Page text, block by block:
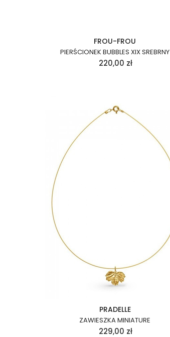
FROU-FROU
PIERŚCIONEK BUBBLES XIX SREBRNY
220,00 zł
PRADELLE
ZAWIESZKA MINIATURE
229,00 zł